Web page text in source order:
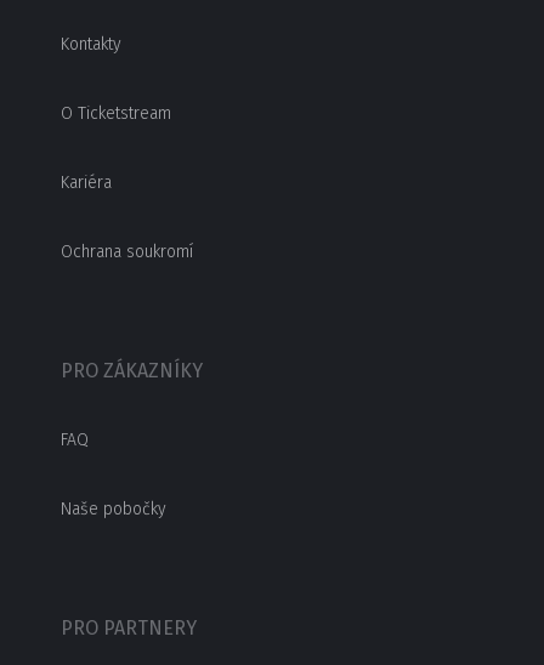
Kontakty
O Ticketstream
Kariéra
Ochrana soukromí
PRO ZÁKAZNÍKY
FAQ
Naše pobočky
PRO PARTNERY